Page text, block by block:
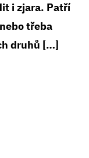
i zjara. Patří
třeba
druhů […]